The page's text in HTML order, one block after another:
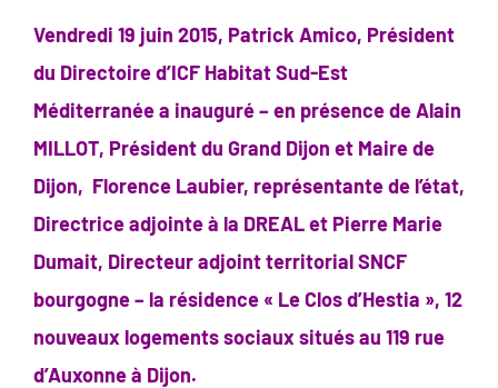
Vendredi 19 juin 2015, Patrick Amico, Président
du Directoire d’ICF Habitat Sud-Est
Méditerranée a inauguré – en présence deAlain
MILLOT, Président du Grand Dijon et Maire de
Dijon, Florence Laubier, représentante de l’état,
Directrice adjointe à la DREAL et Pierre Marie
Dumait, Directeur adjoint territorial SNCF
bourgogne – la résidence « Le Clos d’Hestia », 12
nouveaux logements sociaux situés au 119 rue
d’Auxonne à Dijon.